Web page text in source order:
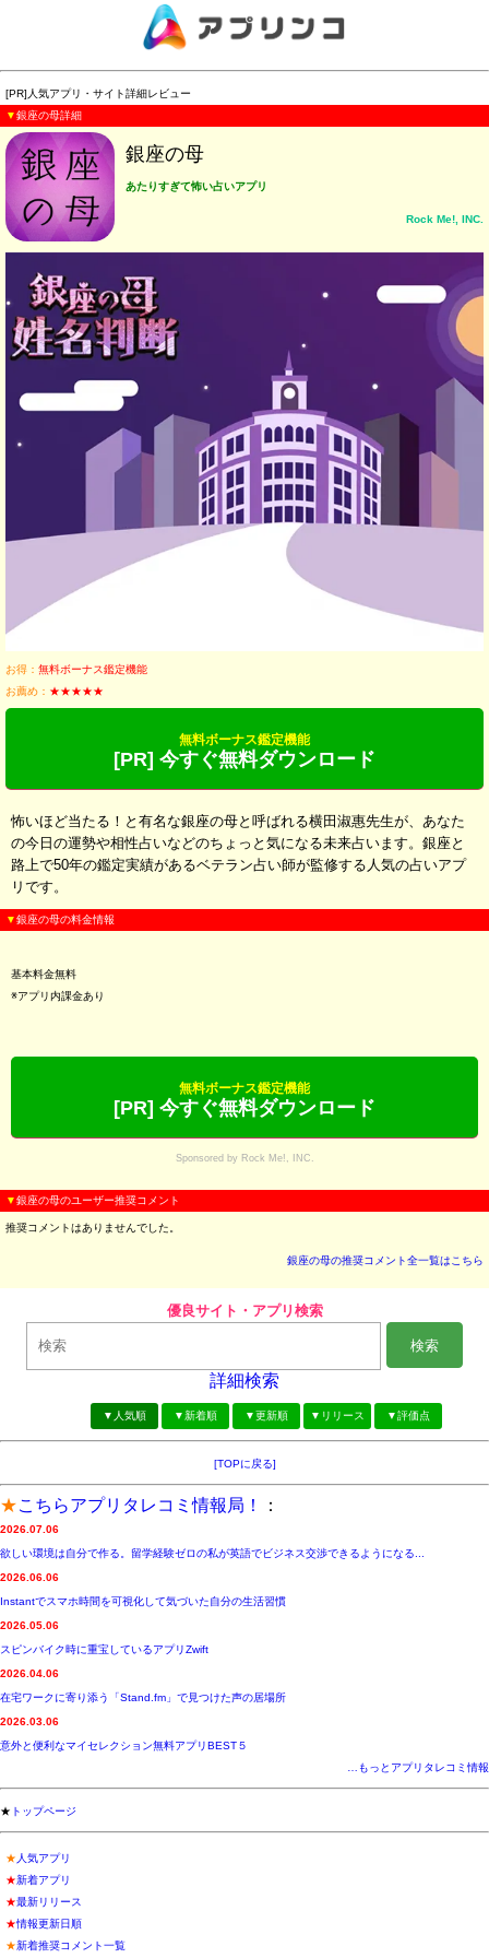
[PR]人気アプリ・サイト詳細レビュー
▼銀座の母詳細
銀座の母
あたりすぎて怖い占いアプリ
Rock Me!, INC.
お得： 無料ボーナス鑑定機能
お薦め： ★★★★★
無料ボーナス鑑定機能
[PR] 今すぐ無料ダウンロード
怖いほど当たる！と有名な銀座の母と呼ばれる横田淑惠先生が、あなた
の今日の運勢や相性占いなどのちょっと気になる未来占います。銀座と
路上で50年の鑑定実績があるベテラン占い師が監修する人気の占いアプ
リです。
▼銀座の母の料金情報
基本料金無料
※アプリ内課金あり
無料ボーナス鑑定機能
[PR] 今すぐ無料ダウンロード
Sponsored by Rock Me!, INC.
▼銀座の母のユーザー推奨コメント
推奨コメントはありませんでした。
銀座の母の推奨コメント全一覧はこちら
優良サイト・アプリ検索
検索
詳細検索
▼人気順 ▼新着順 ▼更新順 ▼リリース ▼評価点
[TOPに戻る]
★こちらアプリタレコミ情報局！ ：
2026.07.06
欲しい環境は自分で作る。留学経験ゼロの私が英語でビジネス交渉できるようになる...
2026.06.06
Instantでスマホ時間を可視化して気づいた自分の生活習慣
2026.05.06
スピンバイク時に重宝しているアプリZwift
2026.04.06
在宅ワークに寄り添う「Stand.fm」で見つけた声の居場所
2026.03.06
意外と便利なマイセレクション無料アプリBEST５
…もっとアプリタレコミ情報
★ トップページ
★ 人気アプリ
★新着アプリ
★最新リリース
★情報更新日順
★新着推奨コメント一覧